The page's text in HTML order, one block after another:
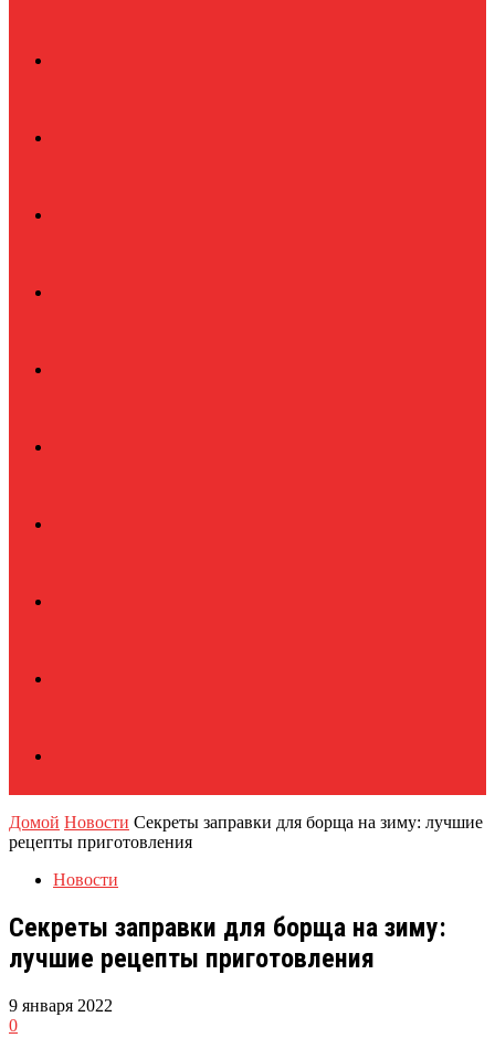
Домой Новости Секреты заправки для борща на зиму: лучшие
рецепты приготовления
Новости
Секреты заправки для борща на зиму:
лучшие рецепты приготовления
9 января 2022
0